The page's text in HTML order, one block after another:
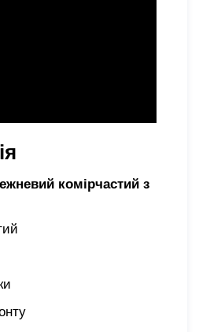
комірчастий з